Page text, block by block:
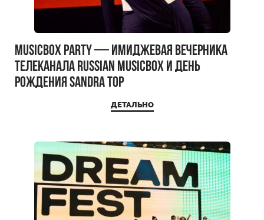
MUSICBOX PARTY — имиджевая вечерника
телеканала RUSSIAN MUSICBOX и день
рождения Sandra Top
ДЕТАЛЬНО